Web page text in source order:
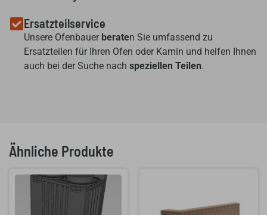
Ersatzteilservice
Unsere Ofenbauer beraten Sie umfassend zu
Ersatzteilen für Ihren Ofen oder Kamin und helfen Ihnen
auch bei der Suche nach speziellen Teilen.
Ähnliche Produkte